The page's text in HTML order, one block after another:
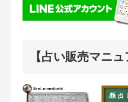
【占い販売マニュ